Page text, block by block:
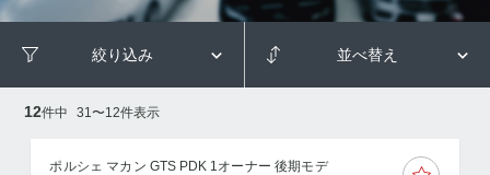
絞り込み 並べ替え
12件中 31〜12件表示
ポルシェ マカン GTS PDK 1オーナー 後期モデ